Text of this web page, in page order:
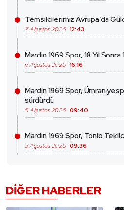
Temsilcilerimiz Avrupa’da
7 Ağustos 2026 12:43
Mardin 1969 Spor, 18 Yıl Sonra
6 Ağustos 2026 16:16
Mardin 1969 Spor,
sürdürdü
5 Ağustos 2026 09:40
Mardin 1969 Spor, Tonio
5 Ağustos 2026 09:36
DIĞER HABERLER